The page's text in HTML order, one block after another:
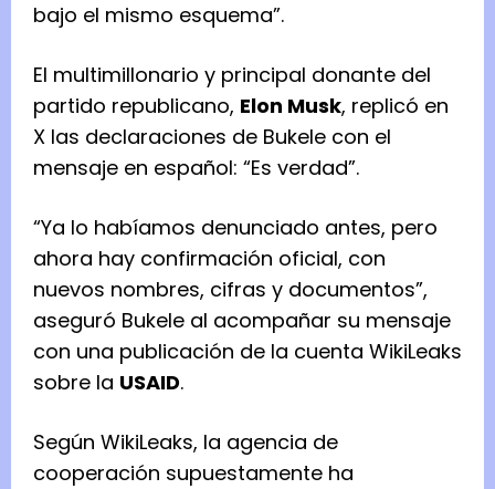
bajo el mismo esquema”.
El multimillonario y principal donante del
partido republicano, Elon Musk, replicó en
X las declaraciones de Bukele con el
mensaje en español: “Es verdad”.
“Ya lo habíamos denunciado antes, pero
ahora hay confirmación oficial, con
nuevos nombres, cifras y documentos”,
aseguró Bukele al acompañar su mensaje
con una publicación de la cuenta WikiLeaks
sobre la USAID.
Según WikiLeaks, la agencia de
cooperación supuestamente ha